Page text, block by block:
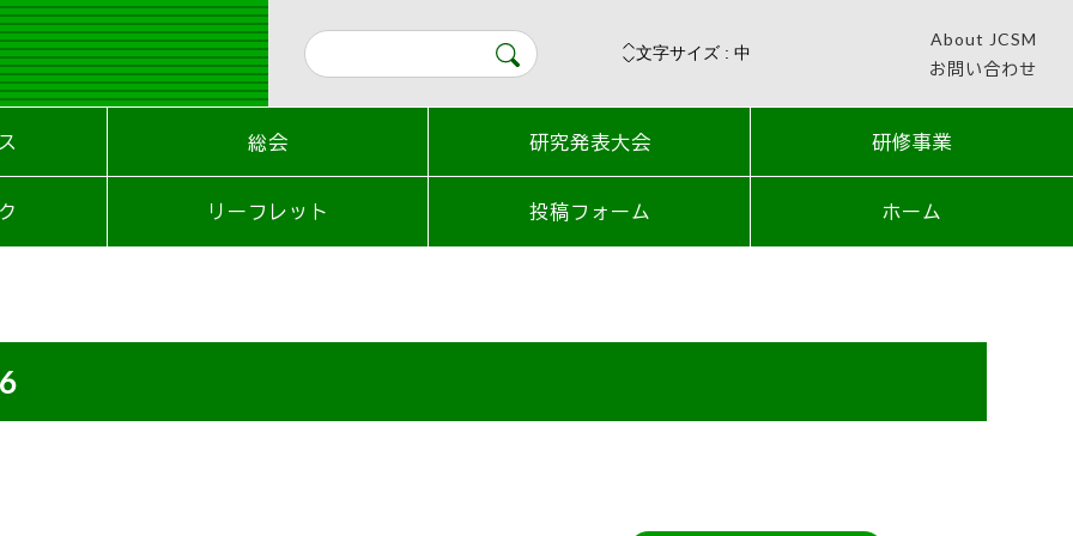
About JCSM
お問い合わせ
総会 研究発表大会 研修事業
リーフレット 投稿フォーム ホーム